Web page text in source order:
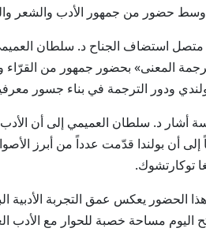
حضور من جمهور الأدب والشعر
استضاف الجناح د. سلطان العميمي
المعنى» بحضور جمهور من القرّاء
ودور الترجمة في بناء جسور
أشار د. سلطان العميمي إلى أن الأدب
إلى أن بولندا قدّمت عدداً من أبرز
توكارتشوك.
الحضور يعكس عمق التجربة الأدبية
اليوم مساحة خصبة للحوار مع الأدب